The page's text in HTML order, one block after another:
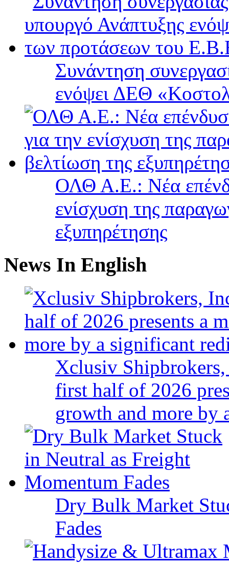
Συνάντηση
ενόψει ΔΕΘ
ΟΛΘ Α.Ε.: Νέα
ενίσχυση της
εξυπηρέτησης
News In English
Xclusiv
first half of 2026
growth and more
Dry Bulk Market
Fades